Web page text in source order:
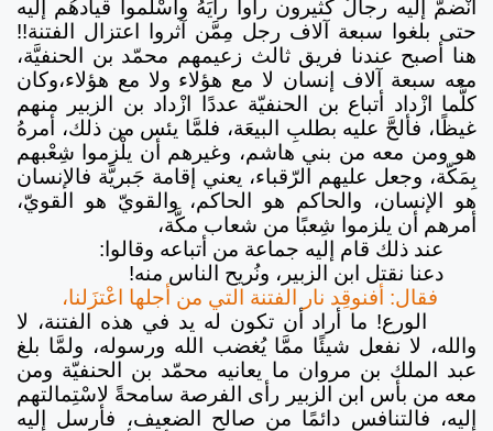
انْضمَّ إليه رجالٌ كثيرون رأَوا رأيَهُ وأسْلموا قيادهُم إليه
حتى بلغوا سبعة آلاف رجل مِمَّن آثروا اعتزال الفتنة!!
هنا أصبح عندنا فريق ثالث زعيمهم محمّد بن الحنفيَّة،
معه سبعة آلاف إنسان لا مع هؤلاء ولا مع هؤلاء،وكان
كلَّما ازْداد أتباع بن الحنفيّة عددًا ازْداد بن الزبير منهم
غيظًا، فألحَّ عليه بطلبِ البيعَة، فلمَّا يئس من ذلك، أمرهُ
هو ومن معه من بني هاشم، وغيرهم أن يلْزموا شِعْبهم
بِمَكّة، وجعل عليهم الرّقباء، يعني إقامة جَبريَّة فالإنسان
هو الإنسان، والحاكم هو الحاكم، والقويّ هو القويّ،
أمرهم أن يلزموا شِعبًا من شعاب مكَّة،
عند ذلك قام إليه جماعة من أتباعه وقالوا:
دعنا نقتل ابن الزبير، ونُريح الناس منه!
فقال: أفنوقِد نار الفتنة التي من أجلها اعْتزَلنا،
الورع! ما أراد أن تكون له يد في هذه الفتنة، لا
والله، لا نفعل شيئًا ممَّا يُغضب الله ورسوله، ولمَّا بلغ
عبد الملك بن مروان ما يعانيه محمّد بن الحنفيّة ومن
معه من بأس ابن الزبير رأى الفرصة سامحةً لاسْتِمالتهم
إليه، فالتنافس دائمًا من صالح الضعيف، فأرسل إليه